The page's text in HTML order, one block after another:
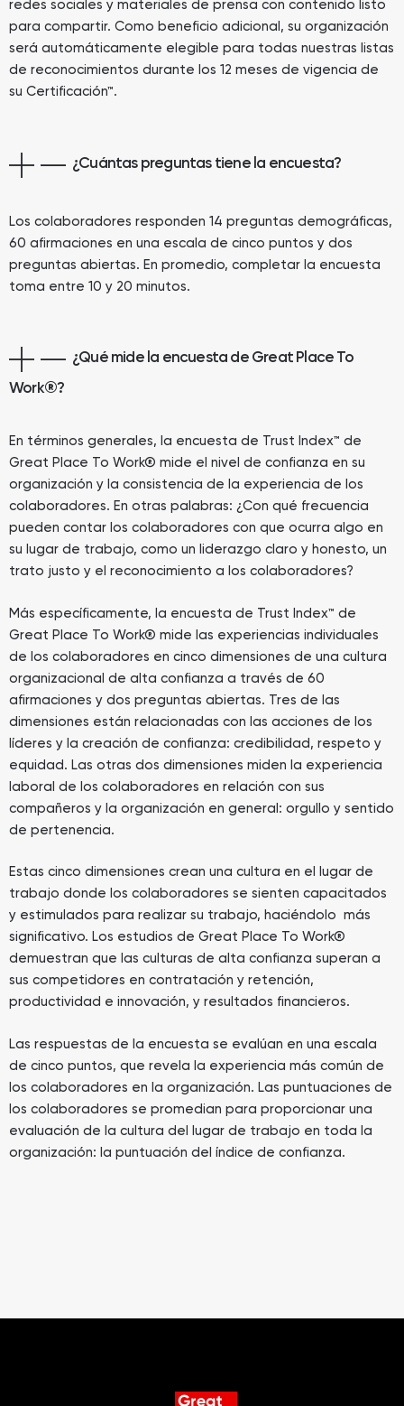
redes sociales y materiales de prensa con contenido listo
para compartir. Como beneficio adicional, su organización
será automáticamente elegible para todas nuestras listas
de reconocimientos durante los 12 meses de vigencia de
su Certificación™.
¿Cuántas preguntas tiene la encuesta?
Los colaboradores responden 14 preguntas demográficas,
60 afirmaciones en una escala de cinco puntos y dos
preguntas abiertas. En promedio, completar la encuesta
toma entre 10 y 20 minutos.
¿Qué mide la encuesta de Great Place To
Work®?
En términos generales, la encuesta de Trust Index™ de
Great Place To Work® mide el nivel de confianza en su
organización y la consistencia de la experiencia de los
colaboradores. En otras palabras: ¿Con qué frecuencia
pueden contar los colaboradores con que ocurra algo en
su lugar de trabajo, como un liderazgo claro y honesto, un
trato justo y el reconocimiento a los colaboradores?
Más específicamente, la encuesta de Trust Index™ de
Great Place To Work® mide las experiencias individuales
de los colaboradores en cinco dimensiones de una cultura
organizacional de alta confianza a través de 60
afirmaciones y dos preguntas abiertas. Tres de las
dimensiones están relacionadas con las acciones de los
líderes y la creación de confianza: credibilidad, respeto y
equidad. Las otras dos dimensiones miden la experiencia
laboral de los colaboradores en relación con sus
compañeros y la organización en general: orgullo y sentido
de pertenencia.
Estas cinco dimensiones crean una cultura en el lugar de
trabajo donde los colaboradores se sienten capacitados
y estimulados para realizar su trabajo, haciéndolo más
significativo. Los estudios de Great Place To Work®
demuestran que las culturas de alta confianza superan a
sus competidores en contratación y retención,
productividad e innovación, y resultados financieros.
Las respuestas de la encuesta se evalúan en una escala
de cinco puntos, que revela la experiencia más común de
los colaboradores en la organización. Las puntuaciones de
los colaboradores se promedian para proporcionar una
evaluación de la cultura del lugar de trabajo en toda la
organización: la puntuación del índice de confianza.